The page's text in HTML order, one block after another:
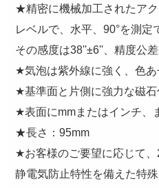
★精密に機械加工されたア
レベルで、水平、90°を測定
その感度は38''±6''、精度公
★気泡は紫外線に強く、色あ
★基準面と片側に強力な磁石
★表面にmmまたはインチ、
★長さ：95mm
★お客様のご要望に応じて
静電気防止特性を備えた特